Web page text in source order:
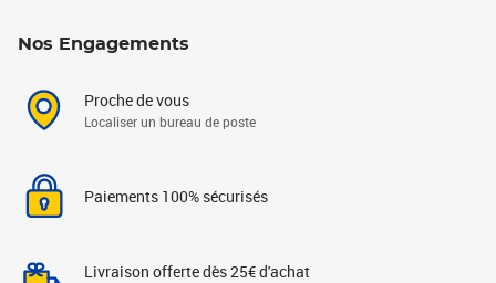
Nos Engagements
Proche de vous
Localiser un bureau de poste
Paiements 100% sécurisés
Livraison offerte dès 25€ d'achat